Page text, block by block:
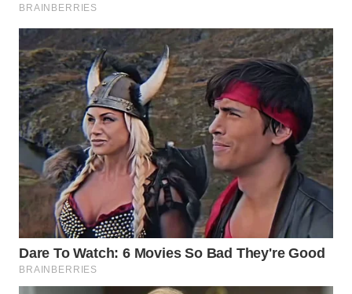
WAHANA
NEWS
WAHANA
TANI
WAHANA
ADVOKAT
WAHANA
INFRASTRUKTUR
WAHANA
KONSUMEN